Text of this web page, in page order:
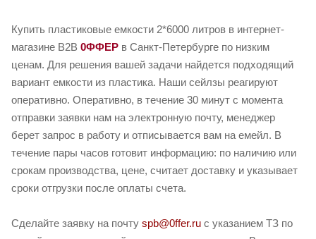
Купить пластиковые емкости 2*6000 литров в интернет-
магазине B2B 0ФФЕР в Санкт-Петербурге по низким
ценам. Для решения вашей задачи найдется подходящий
вариант емкости из пластика. Наши сейлзы реагируют
оперативно. Оперативно, в течение 30 минут с момента
отправки заявки нам на электронную почту, менеджер
берет запрос в работу и отписывается вам на емейл. В
течение пары часов готовит информацию: по наличию или
срокам производства, цене, считает доставку и указывает
сроки отгрузки после оплаты счета.
Сделайте заявку на почту spb@0ffer.ru с указанием ТЗ по